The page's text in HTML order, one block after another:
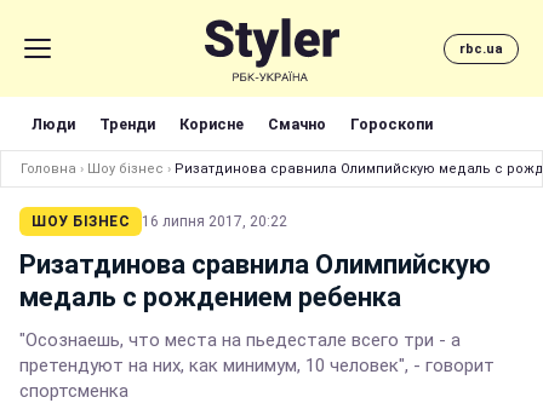
rbc.ua
Люди Тренди Корисне Смачно Гороскопи
Головна › Шоу бізнес › Ризатдинова сравнила Олимпийскую медаль с
ШОУ БІЗНЕС 16 липня 2017, 20:22
Ризатдинова сравнила Олимпийскую
медаль с рождением ребенка
"Осознаешь, что места на пьедестале всего три - а
претендуют на них, как минимум, 10 человек", - говорит
спортсменка